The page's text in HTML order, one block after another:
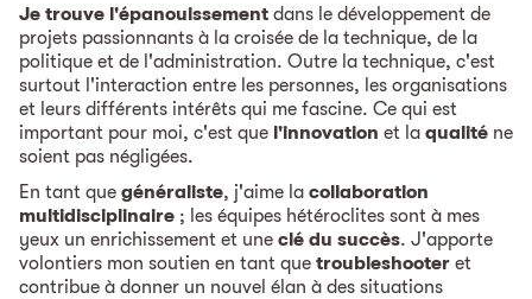
Je trouve l'épanouissement dans le développement de
projets passionnants à la croisée de la technique, de la
politique et de l'administration. Outre la technique, c'est
surtout l'interaction entre les personnes, les organisations
et leurs différents intérêts qui me fascine. Ce qui est
important pour moi, c'est que l'innovation et la qualité ne
soient pas négligées.
En tant que généraliste, j'aime la collaboration
multidisciplinaire ; les équipes hétéroclites sont à mes
yeux un enrichissement et une clé du succès. J'apporte
volontiers mon soutien en tant que troubleshooter et
contribue à donner un nouvel élan à des situations